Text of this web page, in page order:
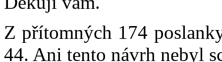
Z přítomných 174
44. Ani tento návrh nebyl